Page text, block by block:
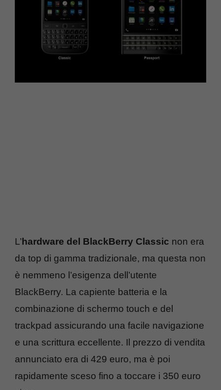
L’hardware del BlackBerry Classic non era
da top di gamma tradizionale, ma questa non
è nemmeno l’esigenza dell’utente
BlackBerry. La capiente batteria e la
combinazione di schermo touch e del
trackpad assicurando una facile navigazione
e una scrittura eccellente. Il prezzo di vendita
annunciato era di 429 euro, ma è poi
rapidamente sceso fino a toccare i 350 euro